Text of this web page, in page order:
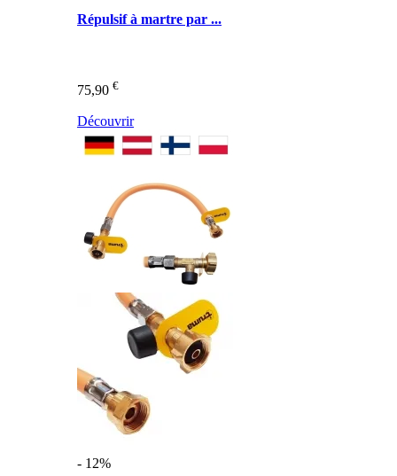
Répulsif à martre par ...
75,90 €
Découvrir
- 12%